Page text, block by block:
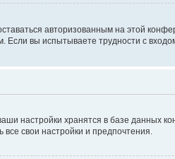
авторизованным на этой
Если вы испытываете трудности с
настройки хранятся в базе данных
все свои настройки и предпочтения.